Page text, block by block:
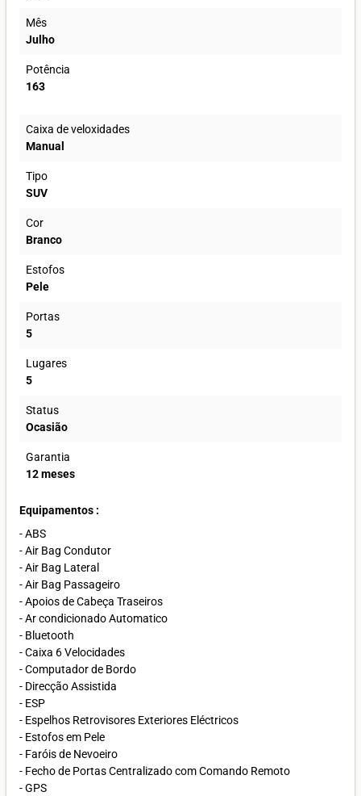
Mês
Julho
Potência
163
Caixa de veloxidades
Manual
Tipo
SUV
Cor
Branco
Estofos
Pele
Portas
5
Lugares
5
Status
Ocasião
Garantia
12 meses
Equipamentos :
- ABS
- Air Bag Condutor
- Air Bag Lateral
- Air Bag Passageiro
- Apoios de Cabeça Traseiros
- Ar condicionado Automatico
- Bluetooth
- Caixa 6 Velocidades
- Computador de Bordo
- Direcção Assistida
- ESP
- Espelhos Retrovisores Exteriores Eléctricos
- Estofos em Pele
- Faróis de Nevoeiro
- Fecho de Portas Centralizado com Comando Remoto
- GPS